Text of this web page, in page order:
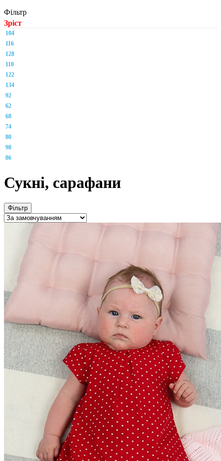
Фільтр
Зріст
104
116
128
110
122
134
92
62
68
74
80
98
86
Сукні, сарафани
Фільтр